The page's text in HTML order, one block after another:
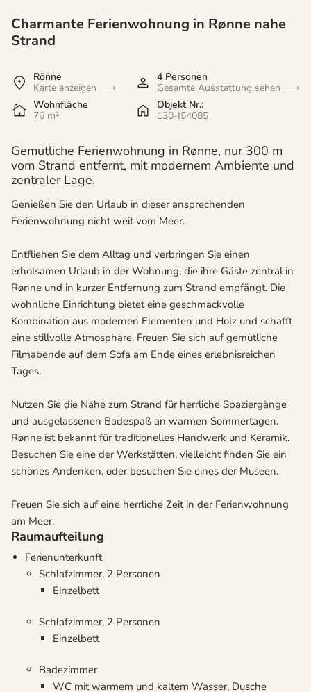
Charmante Ferienwohnung in Rønne nahe
Strand
Rönne
Karte anzeigen
4 Personen
Gesamte Ausstattung sehen
Wohnfläche
76 m²
Objekt Nr.:
130-I54085
Gemütliche Ferienwohnung in Rønne, nur 300 m
vom Strand entfernt, mit modernem Ambiente und
zentraler Lage.
Genießen Sie den Urlaub in dieser ansprechenden
Ferienwohnung nicht weit vom Meer.
Entfliehen Sie dem Alltag und verbringen Sie einen
erholsamen Urlaub in der Wohnung, die ihre Gäste zentral in
Rønne und in kurzer Entfernung zum Strand empfängt. Die
wohnliche Einrichtung bietet eine geschmackvolle
Kombination aus modernen Elementen und Holz und schafft
eine stillvolle Atmosphäre. Freuen Sie sich auf gemütliche
Filmabende auf dem Sofa am Ende eines erlebnisreichen
Tages.
Nutzen Sie die Nähe zum Strand für herrliche Spaziergänge
und ausgelassenen Badespaß an warmen Sommertagen.
Rønne ist bekannt für traditionelles Handwerk und Keramik.
Besuchen Sie eine der Werkstätten, vielleicht finden Sie ein
schönes Andenken, oder besuchen Sie eines der Museen.
Freuen Sie sich auf eine herrliche Zeit in der Ferienwohnung
am Meer.
Raumaufteilung
Ferienunterkunft
Schlafzimmer, 2 Personen
Einzelbett
Schlafzimmer, 2 Personen
Einzelbett
Badezimmer
WC mit warmem und kaltem Wasser, Dusche